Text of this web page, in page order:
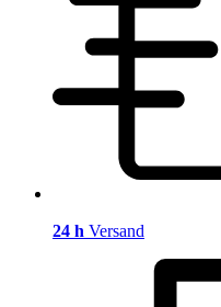
24 h Versand